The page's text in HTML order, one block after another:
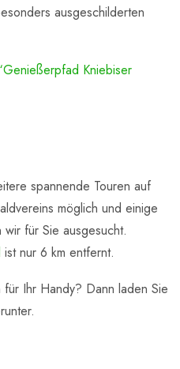
ausgeschilderten
Kniebiser
spannende Touren auf
möglich und einige
für Sie ausgesucht.
ist nur 6 km entfernt.
Ihr Handy? Dann laden Sie